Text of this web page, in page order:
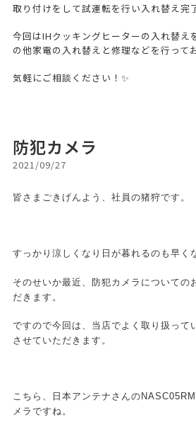
取り付けをして試運転を行い入れ替え完
今回はIHクッキングヒーターの入れ替え
の他家電の入れ替えと修理などを行って
気軽にご相談ください！✨
防犯カメラ
2021/09/27
皆さまごきげんよう、社員の猪狩です。
すっかり涼しくなり日が暮れるのも早く
そのせいか最近、防犯カメラについての
だきます。
ですので今回は、当店でよく取り扱って
させていただきます。
こちら、日本アンテナさんの
メラですね。